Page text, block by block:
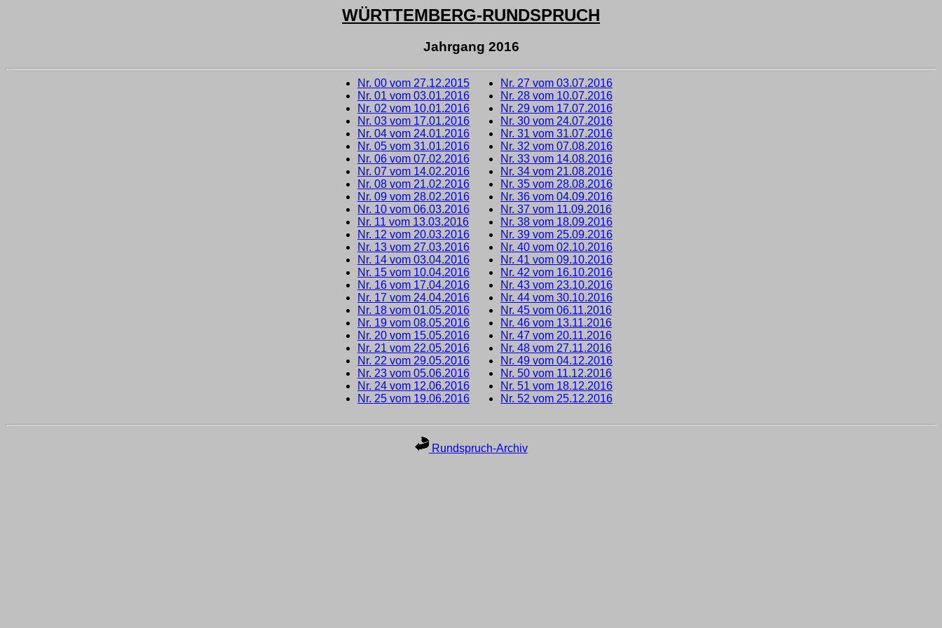
WÜRTTEMBERG-RUNDSPRUCH
Jahrgang 2016
Nr. 00 vom 27.12.2015
Nr. 01 vom 03.01.2016
Nr. 02 vom 10.01.2016
Nr. 03 vom 17.01.2016
Nr. 04 vom 24.01.2016
Nr. 05 vom 31.01.2016
Nr. 06 vom 07.02.2016
Nr. 07 vom 14.02.2016
Nr. 08 vom 21.02.2016
Nr. 09 vom 28.02.2016
Nr. 10 vom 06.03.2016
Nr. 11 vom 13.03.2016
Nr. 12 vom 20.03.2016
Nr. 13 vom 27.03.2016
Nr. 14 vom 03.04.2016
Nr. 15 vom 10.04.2016
Nr. 16 vom 17.04.2016
Nr. 17 vom 24.04.2016
Nr. 18 vom 01.05.2016
Nr. 19 vom 08.05.2016
Nr. 20 vom 15.05.2016
Nr. 21 vom 22.05.2016
Nr. 22 vom 29.05.2016
Nr. 23 vom 05.06.2016
Nr. 24 vom 12.06.2016
Nr. 25 vom 19.06.2016
Nr. 27 vom 03.07.2016
Nr. 28 vom 10.07.2016
Nr. 29 vom 17.07.2016
Nr. 30 vom 24.07.2016
Nr. 31 vom 31.07.2016
Nr. 32 vom 07.08.2016
Nr. 33 vom 14.08.2016
Nr. 34 vom 21.08.2016
Nr. 35 vom 28.08.2016
Nr. 36 vom 04.09.2016
Nr. 37 vom 11.09.2016
Nr. 38 vom 18.09.2016
Nr. 39 vom 25.09.2016
Nr. 40 vom 02.10.2016
Nr. 41 vom 09.10.2016
Nr. 42 vom 16.10.2016
Nr. 43 vom 23.10.2016
Nr. 44 vom 30.10.2016
Nr. 45 vom 06.11.2016
Nr. 46 vom 13.11.2016
Nr. 47 vom 20.11.2016
Nr. 48 vom 27.11.2016
Nr. 49 vom 04.12.2016
Nr. 50 vom 11.12.2016
Nr. 51 vom 18.12.2016
Nr. 52 vom 25.12.2016
Rundspruch-Archiv